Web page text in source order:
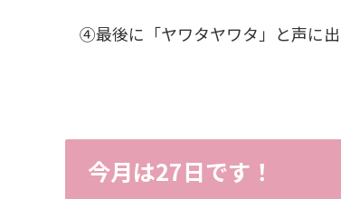
④最後に「ヤワタヤワタ」と声に出
今月は27日です！